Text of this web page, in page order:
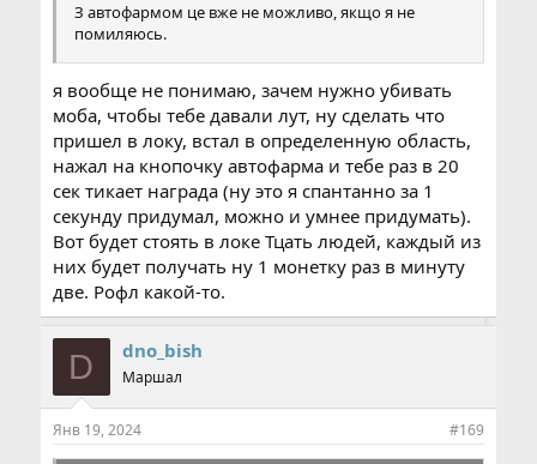
З автофармом це вже не можливо, якщо я не
помиляюсь.
я вообще не понимаю, зачем нужно убивать
моба, чтобы тебе давали лут, ну сделать что
пришел в локу, встал в определенную область,
нажал на кнопочку автофарма и тебе раз в 20
сек тикает награда (ну это я спантанно за 1
секунду придумал, можно и умнее придумать).
Вот будет стоять в локе Тцать людей, каждый из
них будет получать ну 1 монетку раз в минуту
две. Рофл какой-то.
D dno_bish
Маршал
Янв 19, 2024 #169